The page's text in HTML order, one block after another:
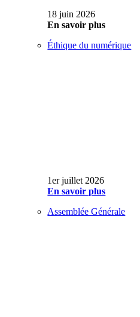
18 juin 2026
En savoir plus
Éthique du numérique
1er juillet 2026
En savoir plus
Assemblée Générale